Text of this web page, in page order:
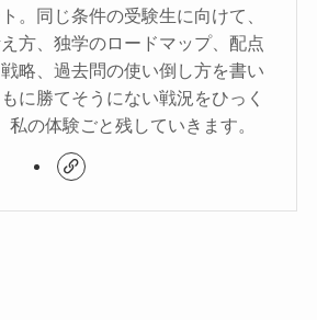
。同じ条件の受験生に向けて、
方、独学のロードマップ、配点
略、過去問の使い倒し方を書い
に勝てそうにない戦況をひっく
私の体験ごと残していきます。